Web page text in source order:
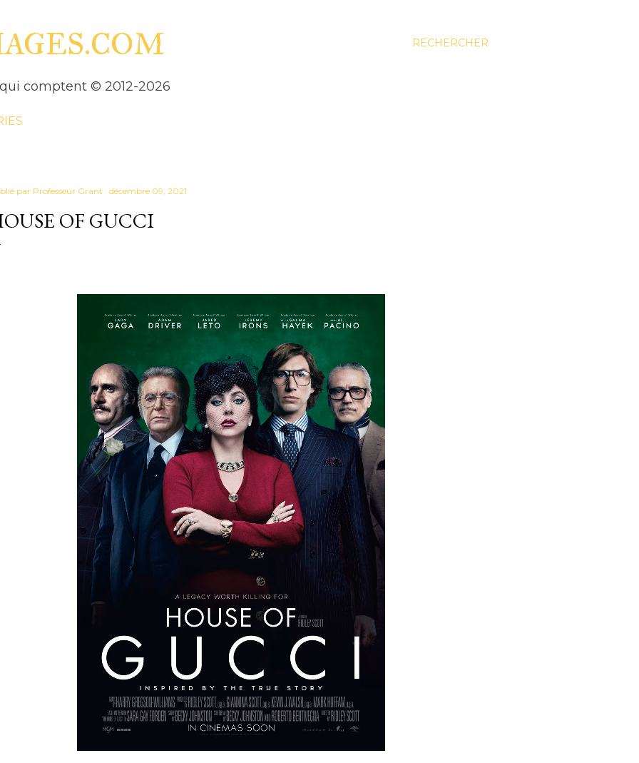
RECHERCHER
comptent © 2012-2026
par Professeur Grant décembre 09, 2021
OF GUCCI